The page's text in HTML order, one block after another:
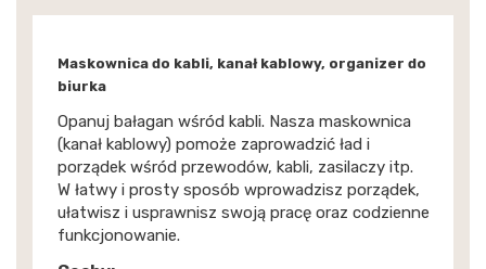
Maskownica do kabli, kanał kablowy, organizer do
biurka
Opanuj bałagan wśród kabli. Nasza maskownica
(kanał kablowy) pomoże zaprowadzić ład i
porządek wśród przewodów, kabli, zasilaczy itp.
W łatwy i prosty sposób wprowadzisz porządek,
ułatwisz i usprawnisz swoją pracę oraz codzienne
funkcjonowanie.